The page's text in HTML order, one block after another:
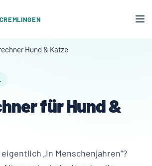
CREMLINGEN
Hund & Katze
für Hund &
„in Menschenjahren“?